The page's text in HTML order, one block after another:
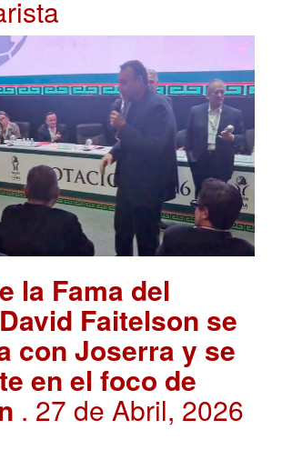
la Fama del
Faitelson se
con Joserra y se
en el foco de
. 27 de Abril, 2026